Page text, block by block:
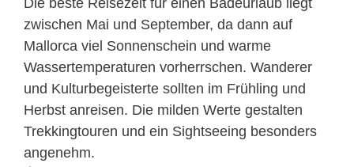
zwischen Mai und September, da dann auf
Mallorca viel Sonnenschein und warme
Wassertemperaturen vorherrschen. Wanderer
und Kulturbegeisterte sollten im Frühling und
Herbst anreisen. Die milden Werte gestalten
Trekkingtouren und ein Sightseeing besonders
angenehm.